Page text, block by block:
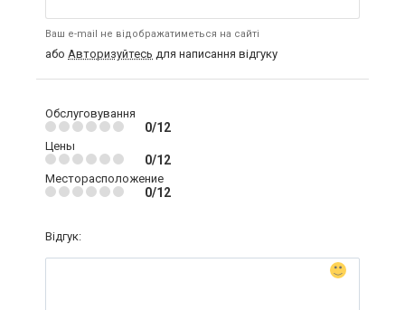
Ваш e-mail не відображатиметься на сайті
або Авторизуйтесь для написання відгуку
Обслуговування
0/12
Цены
0/12
Месторасположение
0/12
Відгук: